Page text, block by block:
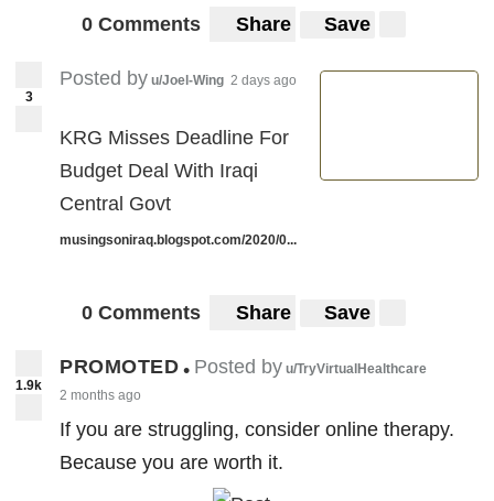
0 Comments Share Save
3
Posted by u/Joel-Wing 2 days ago
KRG Misses Deadline For
Budget Deal With Iraqi
Central Govt
musingsoniraq.blogspot.com/2020/0...
0 Comments Share Save
1.9k
PROMOTED • Posted by u/TryVirtualHealthcare
2 months ago
If you are struggling, consider online therapy.
Because you are worth it.